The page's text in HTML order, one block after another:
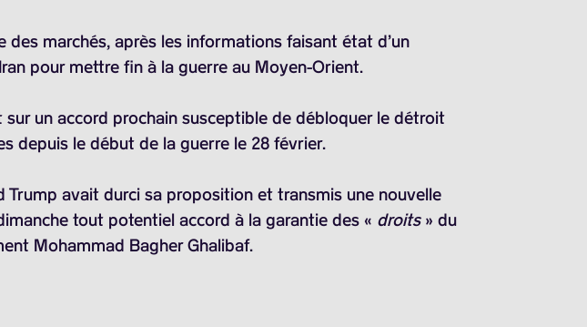
marchés, après les informations faisant état d’un
pour mettre fin à la guerre au Moyen-Orient.
un accord prochain susceptible de débloquer le détroit
depuis le début de la guerre le 28 février.
avait durci sa proposition et transmis une nouvelle
tout potentiel accord à la garantie des « droits» du
Mohammad Bagher Ghalibaf.